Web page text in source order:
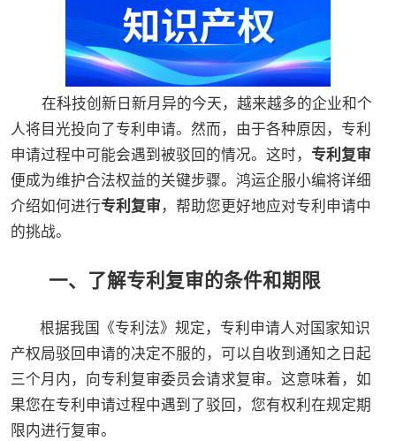
在科技创新日新月异的今天，越来越多的企业和个
人将目光投向了专利申请。然而，由于各种原因，专利
申请过程中可能会遇到被驳回的情况。这时， 专利复审
便成为维护合法权益的关键步骤。鸿运企服小编将详细
介绍如何进行专利复审 ，帮助您更好地应对专利申请中
的挑战。
一、了解专利复审的条件和期限
根据我国《专利法》规定，专利申请人对国家知识
产权局驳回申请的决定不服的，可以自收到通知之日起
三个月内，向专利复审委员会请求复审。这意味着，如
果您在专利申请过程中遇到了驳回，您有权利在规定期
限内进行复审。